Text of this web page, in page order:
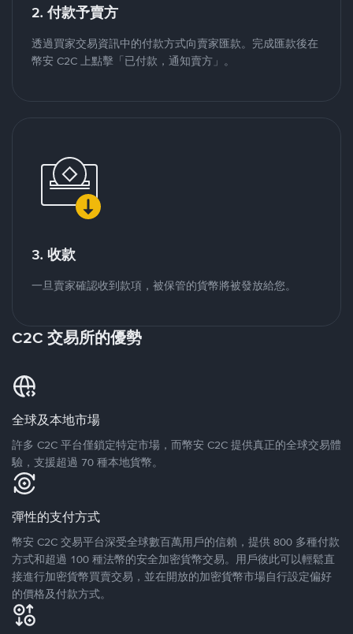
2. 付款予賣方
透過買家交易資訊中的付款方式向賣家匯款。完成匯款後在
幣安 C2C 上點擊「已付款，通知賣方」。
3. 收款
一旦賣家確認收到款項，被保管的貨幣將被發放給您。
C2C 交易所的優勢
全球及本地市場
許多 C2C 平台僅鎖定特定市場，而幣安 C2C 提供真正的全球交易體
驗，支援超過 70 種本地貨幣。
彈性的支付方式
幣安 C2C 交易平台深受全球數百萬用戶的信賴，提供 800 多種付款
方式和超過 100 種法幣的安全加密貨幣交易。用戶彼此可以輕鬆直
接進行加密貨幣買賣交易，並在開放的加密貨幣市場自行設定偏好
的價格及付款方式。